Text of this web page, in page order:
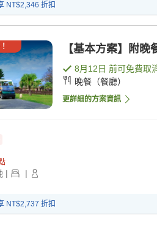
NT$2,346 折扣
【基本方案】附
8月12日 前可免費取
晚餐（餐廳）
更詳細的方案資訊
| |
NT$2,737 折扣